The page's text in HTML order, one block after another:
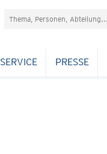
Suchefeld
SERVICE PRESSE